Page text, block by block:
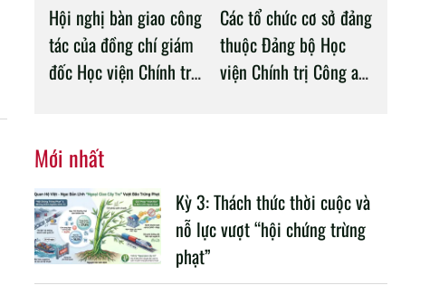
Hội nghị bàn giao công
tác của đồng chí giám
đốc Học viện Chính trị
Các tổ chức cơ sở đảng
thuộc Đảng bộ Học
viện Chính trị Công an
Mới nhất
Kỳ 3: Thách thức thời cuộc và
nỗ lực vượt “hội chứng trừng
phạt”